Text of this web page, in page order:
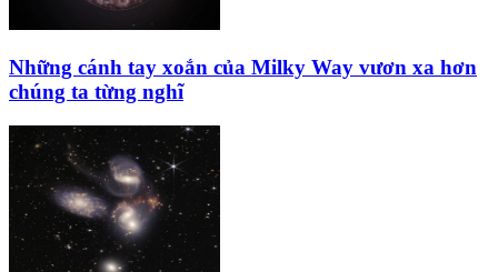
Những cánh tay xoắn của Milky Way vươn xa hơn
chúng ta từng nghĩ